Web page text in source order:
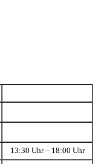
13:30 Uhr – 18:00 Uhr